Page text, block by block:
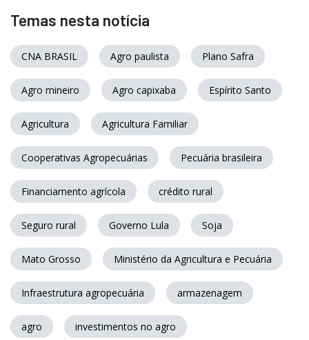
Temas nesta notícia
CNA BRASIL Agro paulista Plano Safra
Agro mineiro Agro capixaba Espírito Santo
Agricultura Agricultura Familiar
Cooperativas Agropecuárias Pecuária brasileira
Financiamento agrícola crédito rural
Seguro rural Governo Lula Soja
Mato Grosso Ministério da Agricultura e Pecuária
Infraestrutura agropecuária armazenagem
agro investimentos no agro